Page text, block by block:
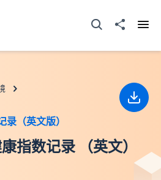
打开搜寻器分享至
（英文版）
指数记录 （英文）
下载